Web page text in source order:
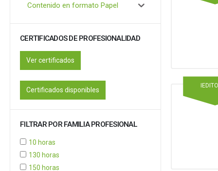
Contenido en formato Papel
CERTIFICADOS DE PROFESIONALIDAD
Ver certificados
Certificados disponibles
FILTRAR POR FAMILIA PROFESIONAL
10 horas
130 horas
150 horas